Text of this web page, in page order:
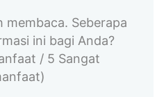
membaca. Seberapa
ini bagi Anda?
/ 5 Sangat